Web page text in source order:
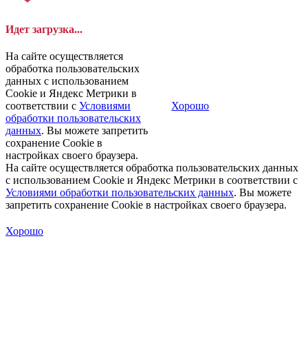
Идет загрузка...
На сайте осуществляется
обработка пользовательских
данных с использованием
Cookie и Яндекс Метрики в
соответствии с Условиями
обработки пользовательских
данных. Вы можете запретить
сохранение Cookie в
настройках своего браузера.
Хорошо
На сайте осуществляется обработка пользовательских данных
с использованием Cookie и Яндекс Метрики в соответствии с
Условиями обработки пользовательских данных. Вы можете
запретить сохранение Cookie в настройках своего браузера.
Хорошо